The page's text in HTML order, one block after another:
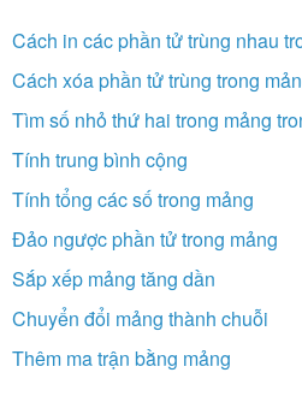
Cách in các phần tử trùng nhau
Cách xóa phần tử trùng trong
Tìm số nhỏ thứ hai trong mảng
Tính trung bình cộng
Tính tổng các số trong mảng
Đảo ngược phần tử trong mảng
Sắp xếp mảng tăng dần
Chuyển đổi mảng thành chuỗi
Thêm ma trận bằng mảng